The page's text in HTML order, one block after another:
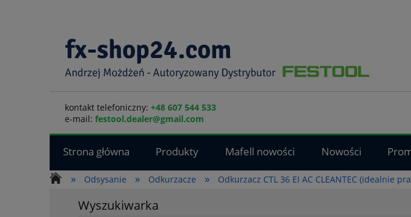
kontakt telefoniczny: +48 607 544 533
e-mail: festool.dealer@gmail.com
Strona główna Produkty Mafell nowości Nowości
»
Odsysanie » Odkurzacze » Odkurzacz CTL 36 EI AC CLEANTEC (idealnie
Wyszukiwarka